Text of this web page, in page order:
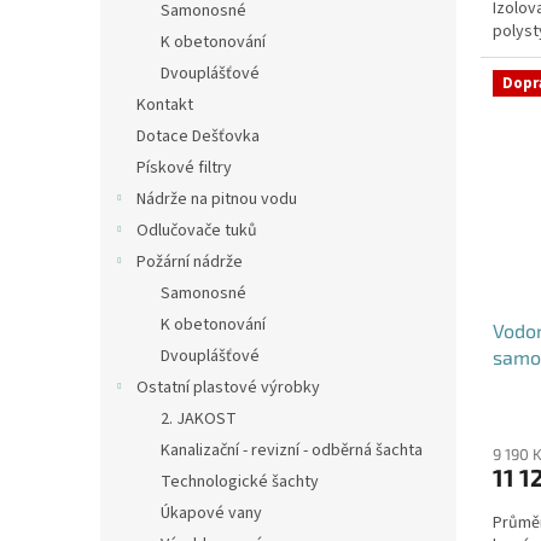
Samonosné
K obetonování
Dvouplášťové
Kontakt
Dotace Dešťovka
Pískové filtry
Nádrže na pitnou vodu
Odlučovače tuků
Požární nádrže
Samonosné
K obetonování
Dvouplášťové
Ostatní plastové výrobky
2. JAKOST
Kanalizační - revizní - odběrná šachta
Technologické šachty
Úkapové vany
DN400
9 190
11